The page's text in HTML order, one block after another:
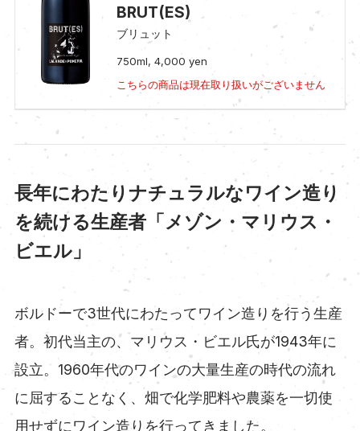
BRUT(ES)
ブリュット
750ml, 4,000 yen
こちらの商品は現在取り扱いがございません
長年にわたりナチュラルなワイン造り
を続ける生産者「メゾン・マリウス・
ビエル」
ボルドーで3世代にわたってワイン造りを行う生産
者。初代当主の、マリウス・ビエル氏が1943年に
設立。1960年代のワインの大量生産の時代の流れ
に屈することなく、畑で化学肥料や農薬を一切使
用せずにワイン造りを行ってきました。